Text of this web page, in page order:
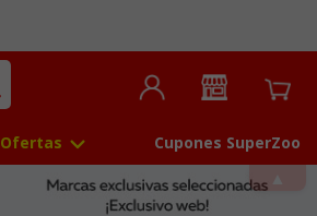
Ofertas Cupones SuperZoo